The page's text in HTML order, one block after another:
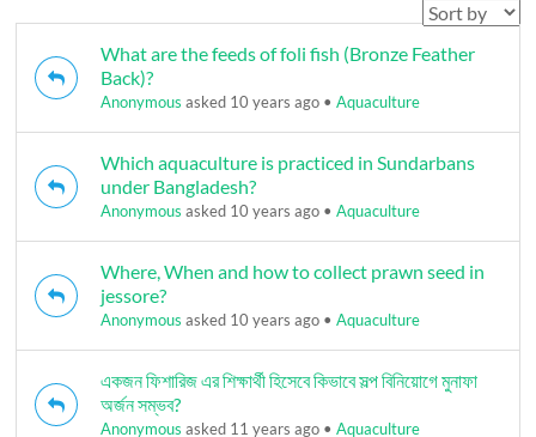
What are the feeds of foli fish (Bronze Feather
Back)?
Anonymous asked 10 years ago •Aquaculture
Which aquaculture is practiced in Sundarbans
under Bangladesh?
Anonymous asked 10 years ago •Aquaculture
Where, When and how to collect prawn seed in
jessore?
Anonymous asked 10 years ago •Aquaculture
একজন ফিশারিজ এর শিক্ষার্থী হিসেবে কিভাবে সল্প বিনিয়োগে মুনাফা
অর্জন সম্ভব?
Anonymous asked 11 years ago •Aquaculture